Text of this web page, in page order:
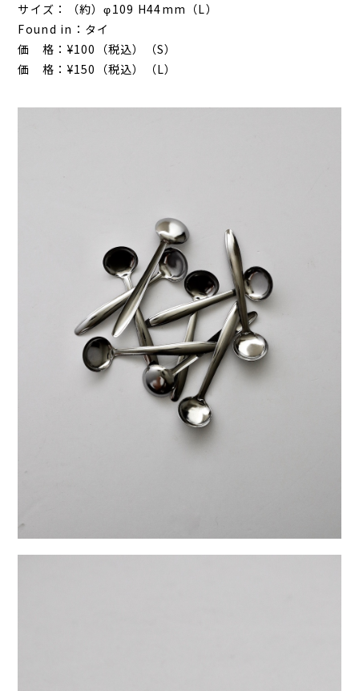
サイズ：（約）φ109 H44mm（L）
Found in：タイ
価 格：¥100（税込）（S）
価 格：¥150（税込）（L）